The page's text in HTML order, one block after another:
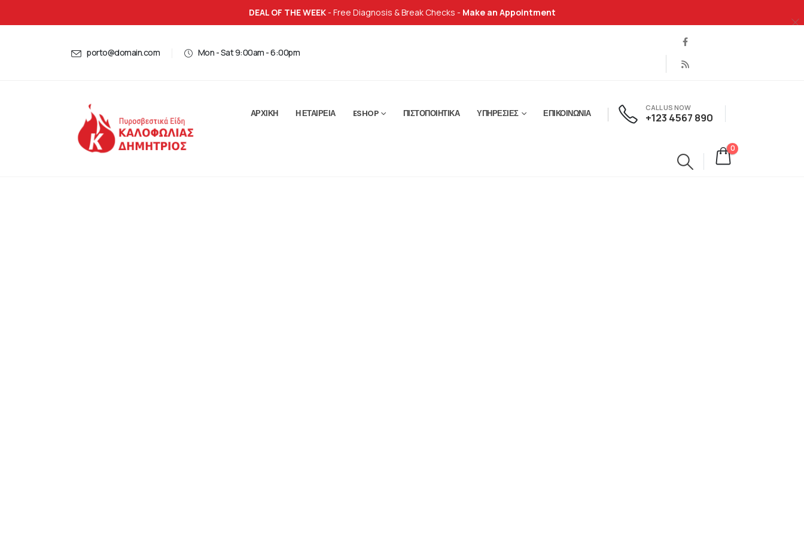
DEAL OF THE WEEK- Free Diagnosis & Break Checks - Make an Appointment
porto@domain.com Mon - Sat 9:00am - 6:00pm
ΑΡΧΙΚΉ Η ΕΤΑΙΡΕΊΑ ESHOP ΠΙΣΤΟΠΟΙΗΤΙΚΆ ΥΠΗΡΕΣΊΕΣ ΕΠΙΚΟΙΝΩΝΊΑ
CALL US NOW
+123 4567 890
0